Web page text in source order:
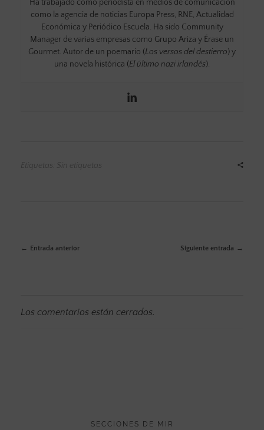
Ha trabajado como periodista en medios de comunicación
como la agencia de noticias Europa Press, RNE, Actualidad
Económica y Periódico Escuela. Ha sido Community
Manager de varias empresas como Grupo Ariza y Érase un
Gourmet. Autor de un poemario (Los versos del destierro) y
una novela histórica (El último nazi irlandés).
Etiquetas: Sin etiquetas
Entrada anterior Siguiente entrada
Los comentarios están cerrados.
SECCIONES DE MIR